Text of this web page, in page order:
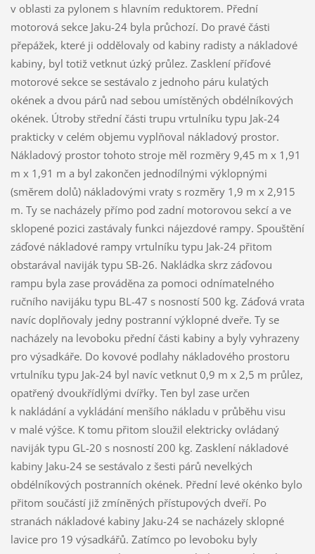
v oblasti za pylonem s hlavním reduktorem. Přední
motorová sekce Jaku-24 byla průchozí. Do pravé části
přepážek, které ji oddělovaly od kabiny radisty a nákladové
kabiny, byl totiž vetknut úzký průlez. Zasklení příďové
motorové sekce se sestávalo z jednoho páru kulatých
okének a dvou párů nad sebou umístěných obdélníkových
okének. Útroby střední části trupu vrtulníku typu Jak-24
prakticky v celém objemu vyplňoval nákladový prostor.
Nákladový prostor tohoto stroje měl rozměry 9,45 m x 1,91
m x 1,91 m a byl zakončen jednodílnými výklopnými
(směrem dolů) nákladovými vraty s rozměry 1,9 m x 2,915
m. Ty se nacházely přímo pod zadní motorovou sekcí a ve
sklopené pozici zastávaly funkci nájezdové rampy. Spouštění
záďové nákladové rampy vrtulníku typu Jak-24 přitom
obstarával naviják typu SB-26. Nakládka skrz záďovou
rampu byla zase prováděna za pomoci odnímatelného
ručního navijáku typu BL-47 s nosností 500 kg. Záďová vrata
navíc doplňovaly jedny postranní výklopné dveře. Ty se
nacházely na levoboku přední části kabiny a byly vyhrazeny
pro výsadkáře. Do kovové podlahy nákladového prostoru
vrtulníku typu Jak-24 byl navíc vetknut 0,9 m x 2,5 m průlez,
opatřený dvoukřídlými dvířky. Ten byl zase určen
k nakládání a vykládání menšího nákladu v průběhu visu
v malé výšce. K tomu přitom sloužil elektricky ovládaný
naviják typu GL-20 s nosností 200 kg. Zasklení nákladové
kabiny Jaku-24 se sestávalo z šesti párů nevelkých
obdélníkových postranních okének. Přední levé okénko bylo
přitom součástí již zmíněných přístupových dveří. Po
stranách nákladové kabiny Jaku-24 se nacházely sklopné
lavice pro 19 výsadkářů. Zatímco po levoboku byly